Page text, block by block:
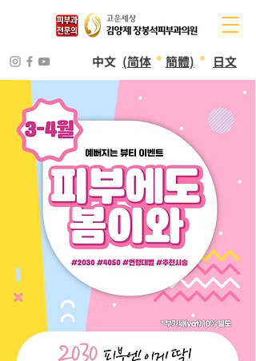
簡體)
中文 (简体 日文